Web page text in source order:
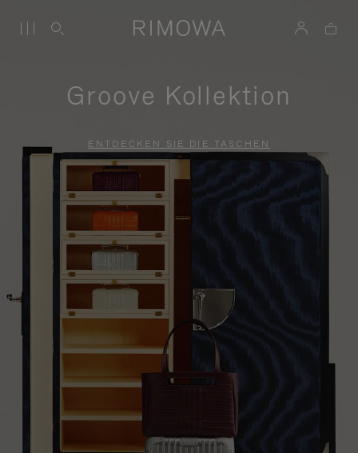
Groove Kollektion
ENTDECKEN SIE DIE TASCHEN